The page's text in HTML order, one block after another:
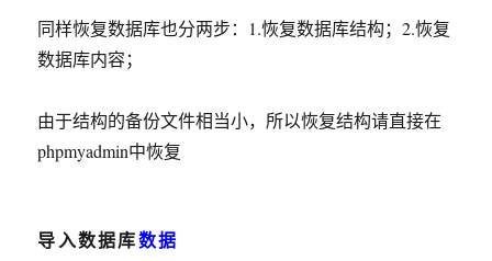
同样恢复数据库也分两步：1.恢复数据库结构；2.恢复
数据库内容；
由于结构的备份文件相当小，所以恢复结构请直接在
phpmyadmin中恢复
导入数据库数据